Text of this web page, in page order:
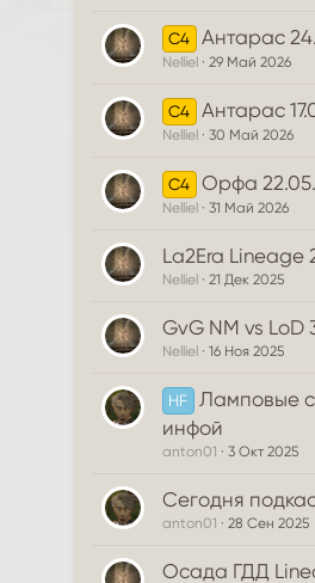
C4 Антарас
Nelliel 29 Май 2026
C4 Антарас
Nelliel 30 Май 2026
C4 Орфа
Nelliel 31 Май 2026
La2Era Lineage
Nelliel 21 Дек 2025
GvG NM vs LoD
Nelliel 16 Ноя 2025
HF
Ламповые
инфой
anton01 3 Окт 2025
Сегодня
anton01 28 Сен 2025
Осада ГДД